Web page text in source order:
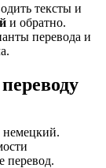
тексты и
и обратно.
перевода и
перевод.